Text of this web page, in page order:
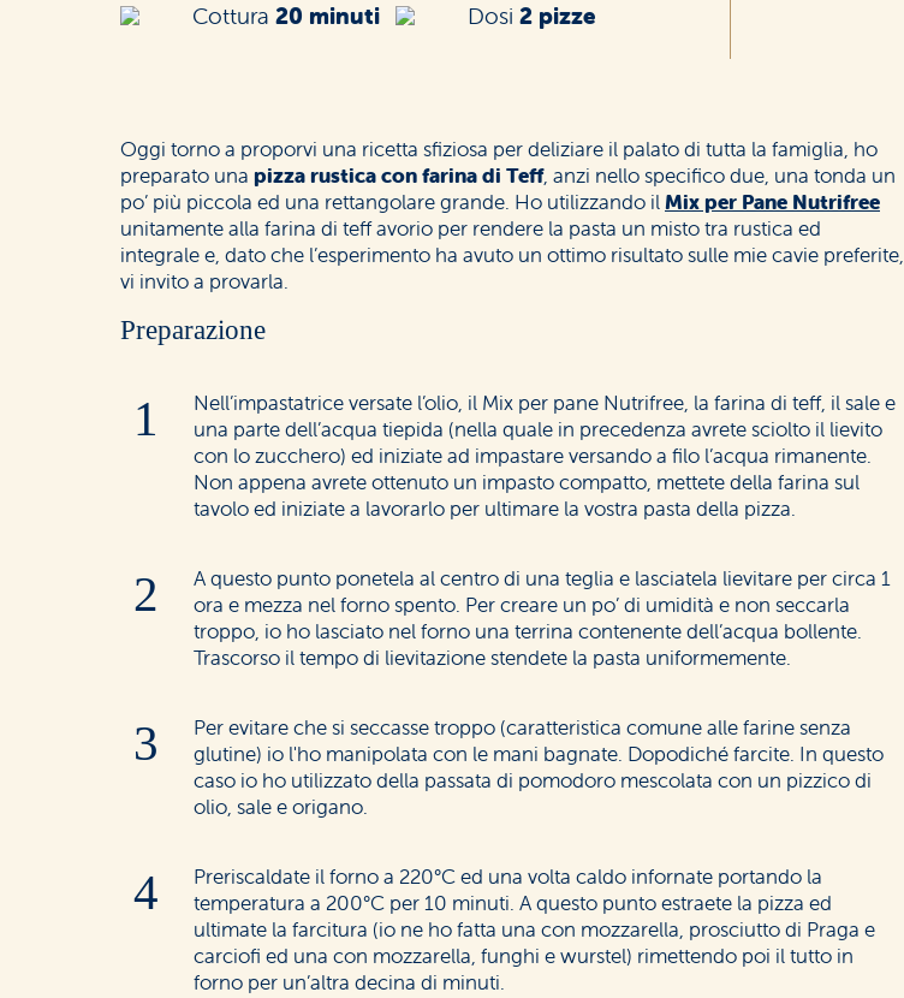
Cottura 20 minuti Dosi 2 pizze
Oggi torno a proporvi una ricetta sfiziosa per deliziare il palato di tutta la famiglia, ho
preparato una pizza rustica con farina di Teff, anzi nello specifico due, una tonda un
po’ più piccola ed una rettangolare grande. Ho utilizzando ilMix per Pane Nutrifree
unitamente alla farina di teff avorio per rendere la pasta un misto tra rustica ed
integrale e, dato che l’esperimento ha avuto un ottimo risultato sulle mie cavie preferite,
vi invito a provarla.
Preparazione
Nell’impastatrice versate l’olio, il Mix per pane Nutrifree, la farina di teff, il sale e
una parte dell’acqua tiepida (nella quale in precedenza avrete sciolto il lievito
con lo zucchero) ed iniziate ad impastare versando a filo l’acqua rimanente.
Non appena avrete ottenuto un impasto compatto, mettete della farina sul
tavolo ed iniziate a lavorarlo per ultimare la vostra pasta della pizza.
A questo punto ponetela al centro di una teglia e lasciatela lievitare per circa 1
ora e mezza nel forno spento. Per creare un po’ di umidità e non seccarla
troppo, io ho lasciato nel forno una terrina contenente dell’acqua bollente.
Trascorso il tempo di lievitazione stendete la pasta uniformemente.
Per evitare che si seccasse troppo (caratteristica comune alle farine senza
glutine) io l'ho manipolata con le mani bagnate. Dopodiché farcite. In questo
caso io ho utilizzato della passata di pomodoro mescolata con un pizzico di
olio, sale e origano.
Preriscaldate il forno a 220°C ed una volta caldo infornate portando la
temperatura a 200°C per 10 minuti. A questo punto estraete la pizza ed
ultimate la farcitura (io ne ho fatta una con mozzarella, prosciutto di Praga e
carciofi ed una con mozzarella, funghi e wurstel) rimettendo poi il tutto in
forno per un’altra decina di minuti.